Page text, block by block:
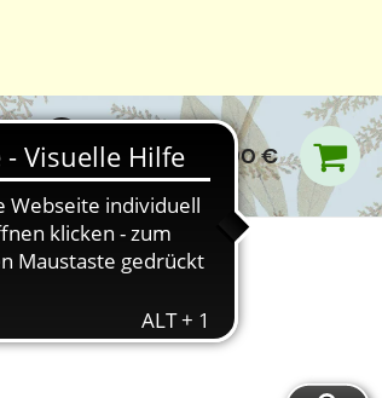
0,00 €